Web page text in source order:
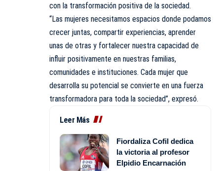
con la transformación positiva de la sociedad.
“Las mujeres necesitamos espacios donde podamos
crecer juntas, compartir experiencias, aprender
unas de otras y fortalecer nuestra capacidad de
influir positivamente en nuestras familias,
comunidades e instituciones. Cada mujer que
desarrolla su potencial se convierte en una fuerza
transformadora para toda la sociedad”, expresó.
Leer Más
Fiordaliza Cofil dedica
la victoria al profesor
Elpidio Encarnación